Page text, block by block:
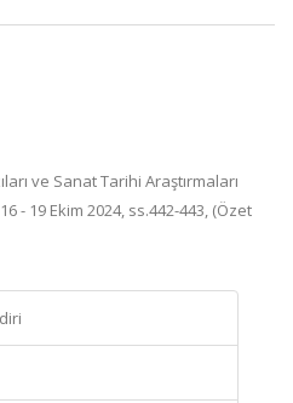
ve Sanat Tarihi Araştırmaları
- 19 Ekim 2024, ss.442-443, (Özet